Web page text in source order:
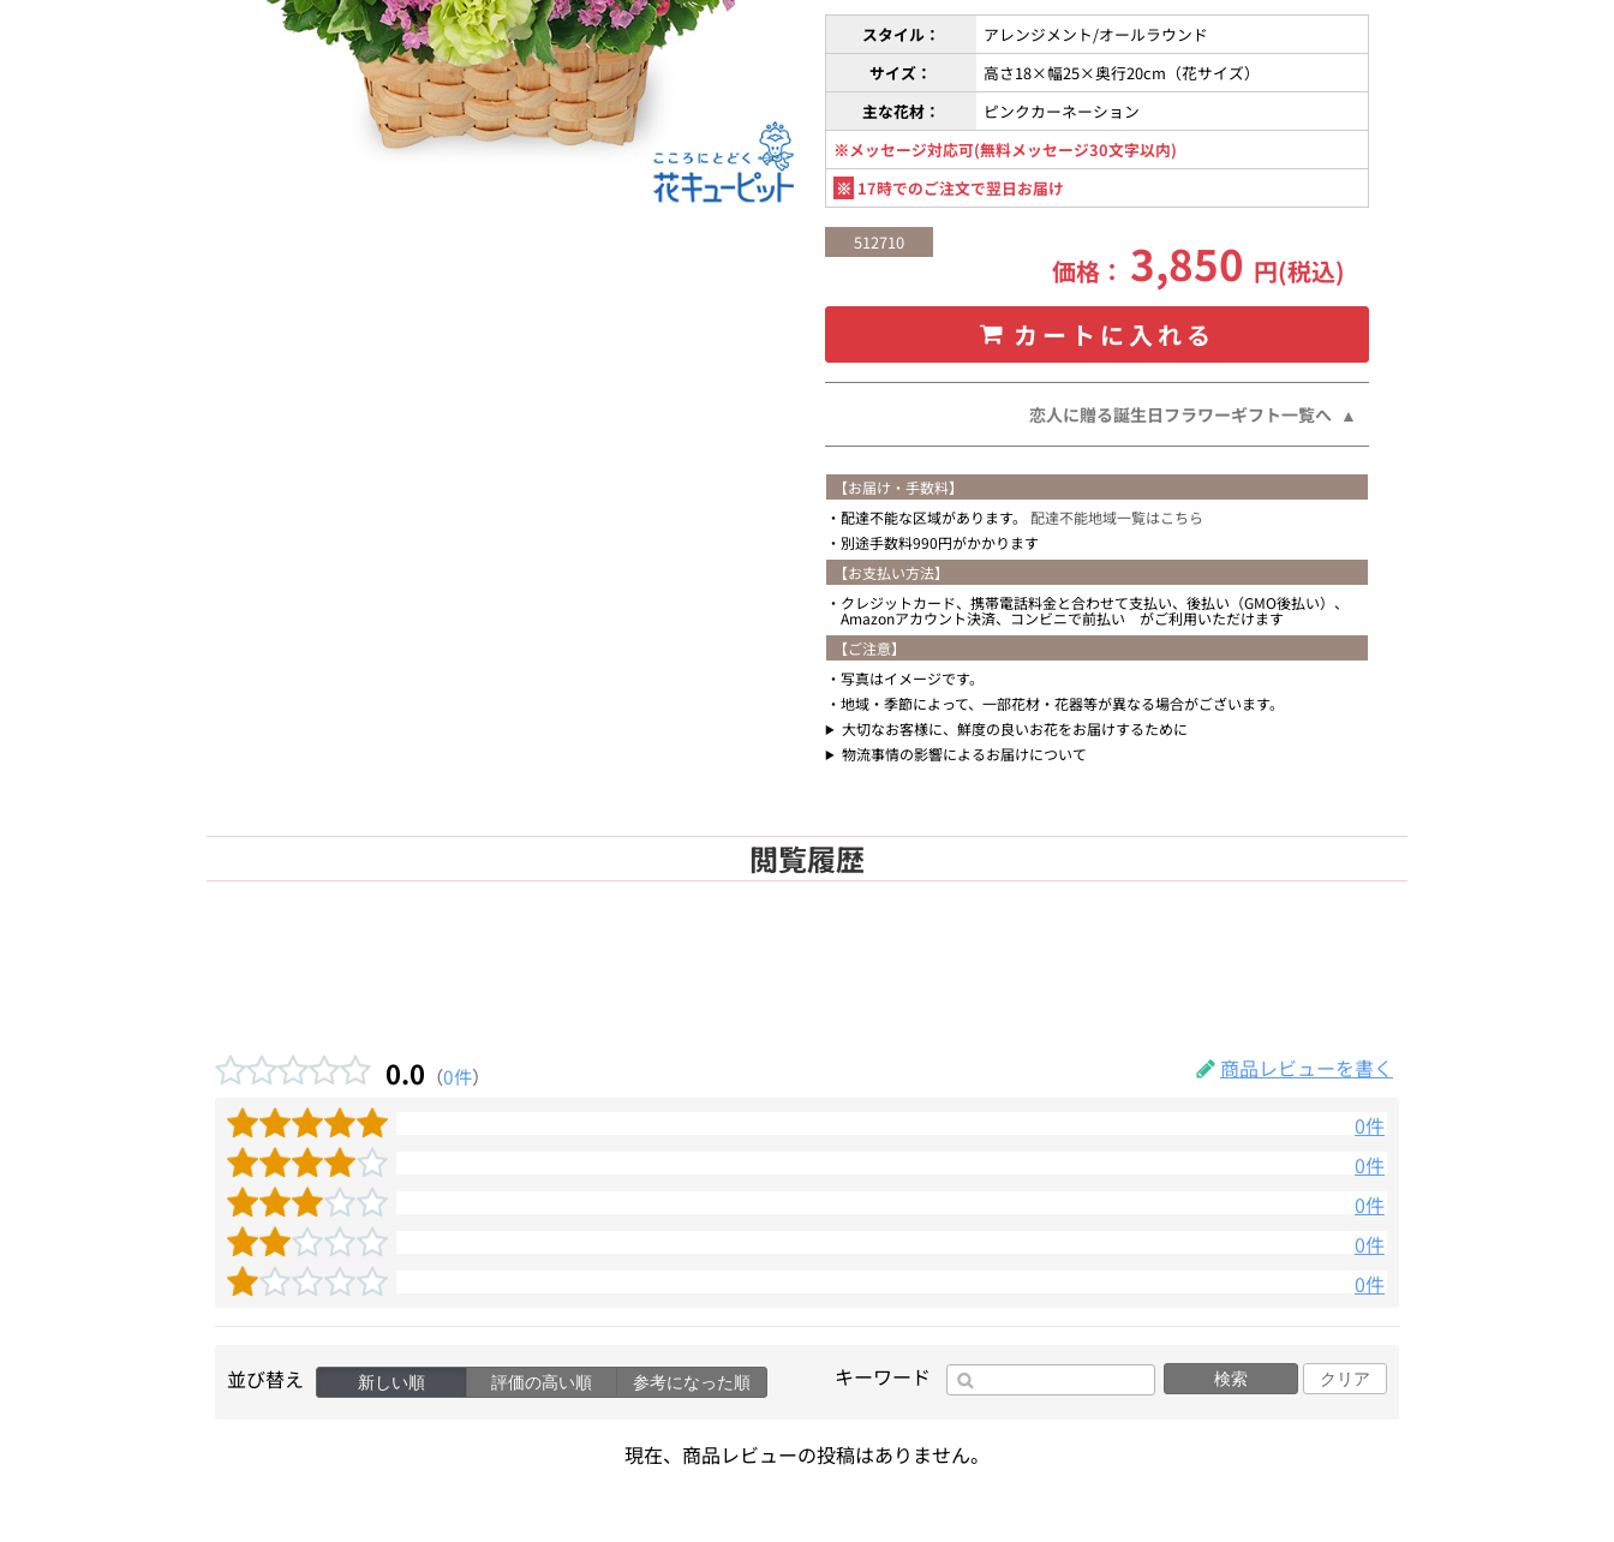
スタイル：
アレンジメント/オールラウンド
サイズ：
高さ18×幅25×奥行20cm（花サイズ）
主な花材：
ピンクカーネーション
※メッセージ対応可(無料メッセージ30文字以内)
※ 17時でのご注文で翌日お届け
512710
価格： 3,850 円(税込)
カートに入れる
恋人に贈る誕生日フラワーギフト一覧へ
【お届け・手数料】
配達不能な区域があります。 配達不能地域一覧はこちら
別途手数料990円がかかります
【お支払い方法】
クレジットカード、携帯電話料金と合わせて支払い、後払い（GMO後払い）、
Amazonアカウント決済、コンビニで前払い がご利用いただけます
【ご注意】
写真はイメージです。
地域・季節によって、一部花材・花器等が異なる場合がございます。
大切なお客様に、鮮度の良いお花をお届けするために
物流事情の影響によるお届けについて
閲覧履歴
0.0 （0件）
商品レビューを書く
0件
0件
0件
0件
0件
並び替え 新しい順 評価の高い順 参考になった順 キーワード 検索 クリア
現在、商品レビューの投稿はありません。